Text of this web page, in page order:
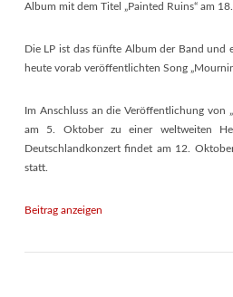
Album mit dem Titel „Painted Ruins“ am
Die LP ist das fünfte Album der Band und
heute vorab veröffentlichten Song
Im Anschluss an die Veröffentlichung von
am 5. Oktober zu einer weltweiten
Deutschlandkonzert findet am 12.
statt.
Beitrag anzeigen